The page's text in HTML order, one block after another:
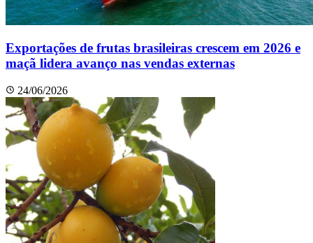
Exportações de frutas brasileiras crescem em 2026 e
maçã lidera avanço nas vendas externas
24/06/2026